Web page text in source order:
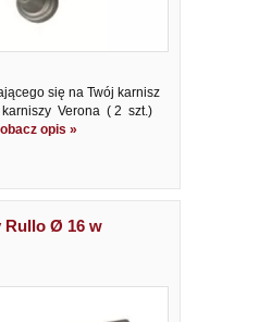
się na Twój karnisz
Verona ( 2 szt.)
opis »
Rullo Ø 16 w